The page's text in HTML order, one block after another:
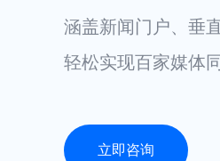
涵盖新闻门户、垂
轻松实现百家媒体
立即咨询